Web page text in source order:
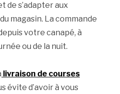
de s’adapter aux
magasin. La commande
votre canapé, à
ou de la nuit.
livraison de courses
évite d’avoir à vous